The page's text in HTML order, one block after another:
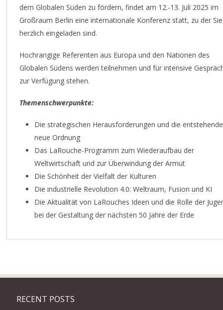
dem Globalen Süden zu fördern, findet am 12.-13. Juli 2025 im
Großraum Berlin eine internationale Konferenz statt, zu der Sie
herzlich eingeladen sind.
Hochrangige Referenten aus Europa und den Nationen des
Globalen Südens werden teilnehmen und für intensive
zur Verfügung stehen.
Themenschwerpunkte:
Die strategischen Herausforderungen und die entstehende
neue Ordnung
Das LaRouche-Programm zum Wiederaufbau der
Weltwirtschaft und zur Überwindung der Armut
Die Schönheit der Vielfalt der Kulturen
Die industrielle Revolution 4.0: Weltraum, Fusion und KI
Die Aktualität von LaRouches Ideen und die Rolle der
bei der Gestaltung der nächsten 50 Jahre der Erde
RECENT POSTS